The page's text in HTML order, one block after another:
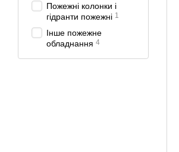
Пожежні колонки і
гідранти пожежні 1
Інше пожежне
обладнання 4